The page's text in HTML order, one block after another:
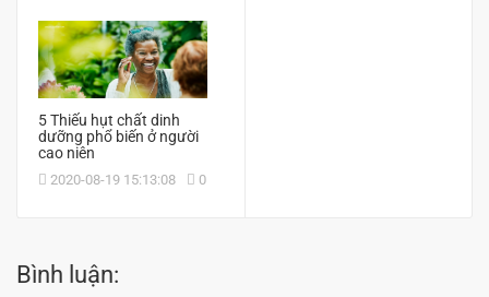
5 Thiếu hụt chất dinh
dưỡng phổ biến ở người
cao niên
2020-08-19 15:13:08 0
Bình luận: